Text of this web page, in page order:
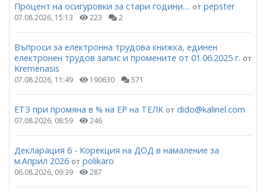
Процент на осигуровки за стари години.... от pepster
07.08.2026, 15:13 223 2
Въпроси за електронна трудова книжка, единен
електронен трудов запис и промените от 01.06.2025 г. от
Kremenasis
07.08.2026, 11:49 190630 571
ЕТЗ при промяна в % на ЕР на ТЕЛК от dido@kalinel.com
07.08.2026, 08:59 246
Декларация 6 - Корекция на ДОД в намаление за
м.Април 2026 от polikaro
06.08.2026, 09:39 287